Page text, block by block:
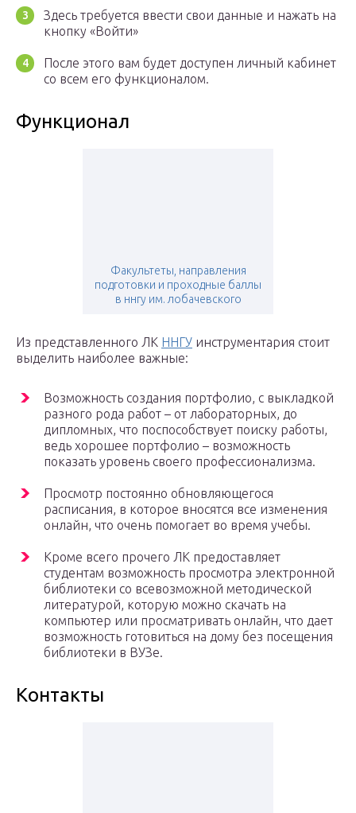
Здесь требуется ввести свои данные и нажать на
кнопку «Войти»
После этого вам будет доступен личный кабинет
со всем его функционалом.
Функционал
Факультеты, направления
подготовки и проходные баллы
в ннгу им. лобачевского
Из представленного ЛК ННГУ инструментария стоит
выделить наиболее важные:
Возможность создания портфолио, с выкладкой
разного рода работ – от лабораторных, до
дипломных, что поспособствует поиску работы,
ведь хорошее портфолио – возможность
показать уровень своего профессионализма.
Просмотр постоянно обновляющегося
расписания, в которое вносятся все изменения
онлайн, что очень помогает во время учебы.
Кроме всего прочего ЛК предоставляет
студентам возможность просмотра электронной
библиотеки со всевозможной методической
литературой, которую можно скачать на
компьютер или просматривать онлайн, что дает
возможность готовиться на дому без посещения
библиотеки в ВУЗе.
Контакты